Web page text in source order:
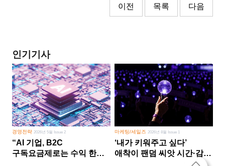
이전 목록 다음
인기기사
경영전략 2026년 5월 Issue 2
“AI 기업, B2C
구독요금제로는 수익 한계
마케팅/세일즈 2026년 8월 Issue 1
‘내가 키워주고 싶다’
애착이 팬덤 씨앗 시간·감정